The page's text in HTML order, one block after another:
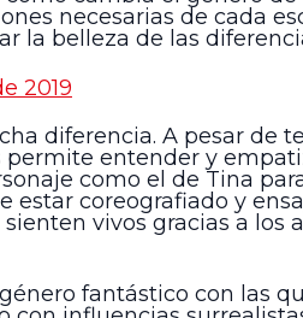
necesarias de cada
la belleza de las
2019
diferencia. A pesar de
entender y
como el de Tina
coreografiado y
vivos gracias a los
fantástico con las